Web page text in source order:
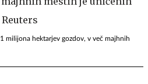
milijona hektarjev gozdov, v več majhnih